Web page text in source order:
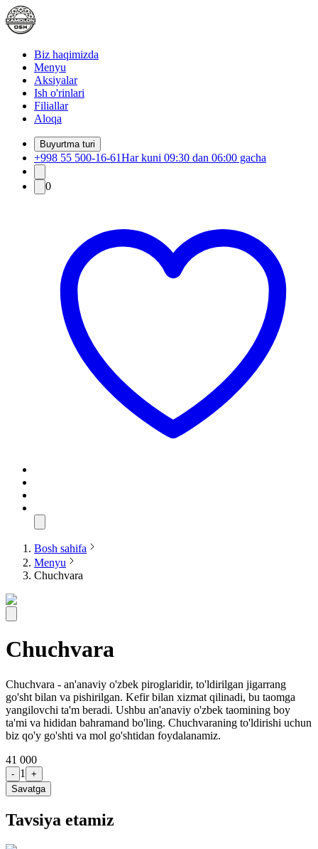
Biz haqimizda
Menyu
Aksiyalar
Ish o'rinlari
Filiallar
Aloqa
Buyurtma turi
+998 55 500-16-61Har kuni 09:30 dan 06:00 gacha
0
Bosh sahifa
Menyu
Chuchvara
Chuchvara
Chuchvara - an'anaviy o'zbek piroglaridir, to'ldirilgan jigarrang
go'sht bilan va pishirilgan. Kefir bilan xizmat qilinadi, bu taomga
yangilovchi ta'm beradi. Ushbu an'anaviy o'zbek taomining boy
ta'mi va hididan bahramand bo'ling. Chuchvaraning to'ldirishi uchun
biz qo'y go'shti va mol go'shtidan foydalanamiz.
41 000
- 1
+
Savatga
Tavsiya etamiz